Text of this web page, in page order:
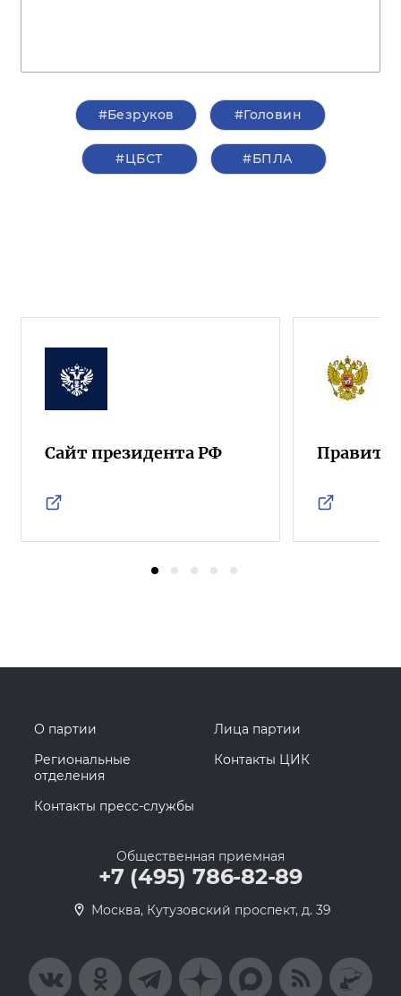
#Безруков #Головин
#ЦБСТ #БПЛА
Сайт президента РФ
О партии
Лица партии
Региональные
отделения
Контакты ЦИК
Контакты пресс-службы
Общественная приемная
+7 (495) 786-82-89
Москва, Кутузовский проспект, д. 39